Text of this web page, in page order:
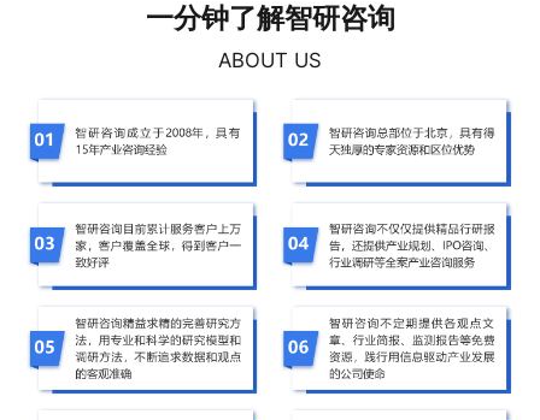
一分钟了解智研咨询
ABOUT US